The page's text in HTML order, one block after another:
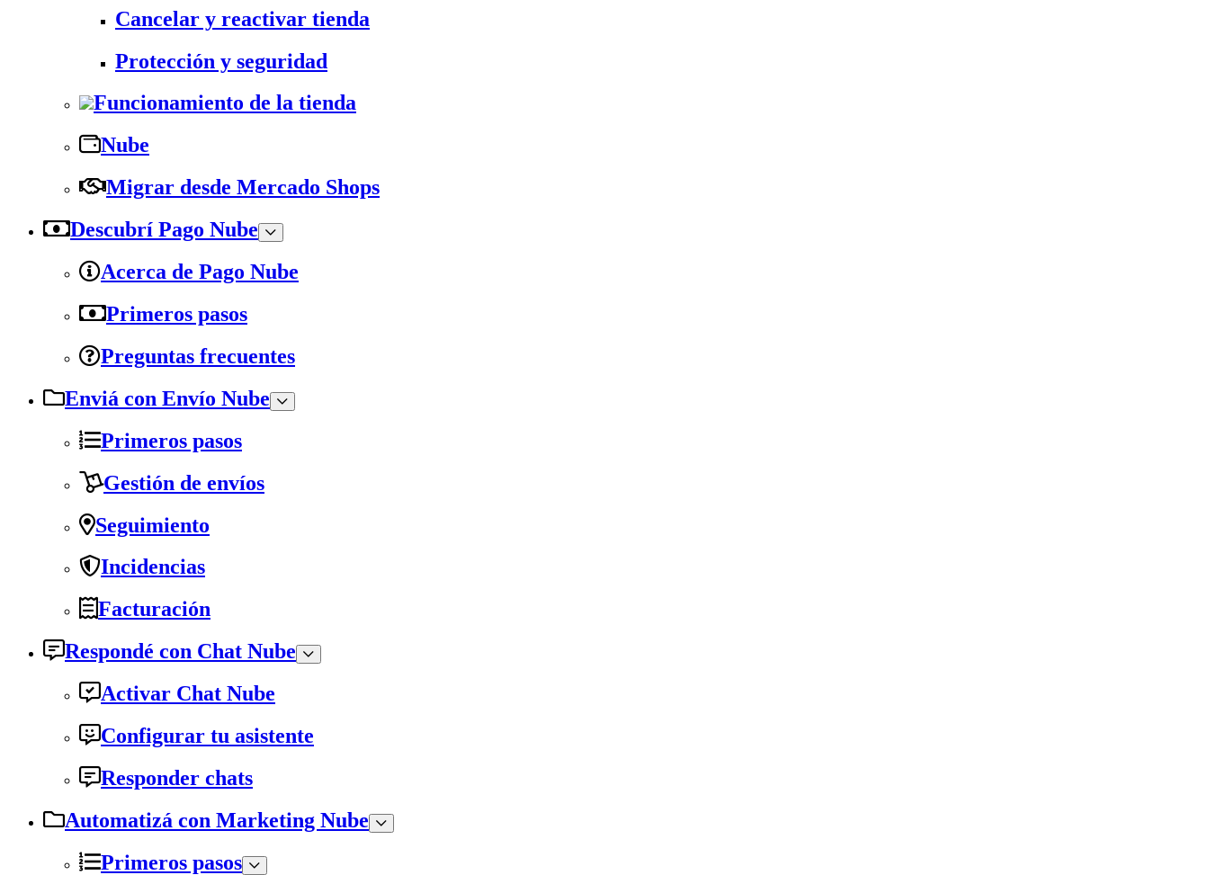
Cancelar y reactivar tienda
Protección y seguridad
Funcionamiento de la tienda
Nube
Migrar desde Mercado Shops
Descubrí Pago Nube
Acerca de Pago Nube
Primeros pasos
Preguntas frecuentes
Enviá con Envío Nube
Primeros pasos
Gestión de envíos
Seguimiento
Incidencias
Facturación
Respondé con Chat Nube
Activar Chat Nube
Configurar tu asistente
Responder chats
Automatizá con Marketing Nube
Primeros pasos